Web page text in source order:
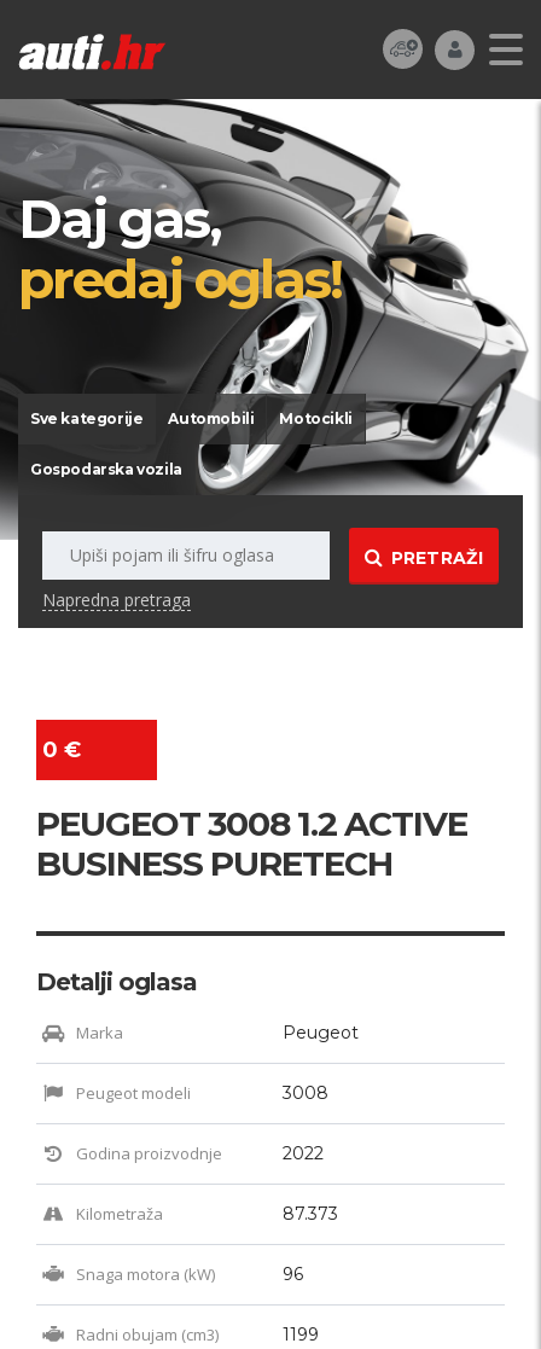
Daj gas,
predaj oglas!
Sve kategorije Automobili Motocikli
Gospodarska vozila
PRETRAŽI
Napredna pretraga
0 €
PEUGEOT 3008 1.2 ACTIVE
BUSINESS PURETECH
Detalji oglasa
Marka Peugeot
Peugeot modeli 3008
Godina proizvodnje 2022
Kilometraža 87.373
Snaga motora (kW) 96
Radni obujam (cm3) 1199